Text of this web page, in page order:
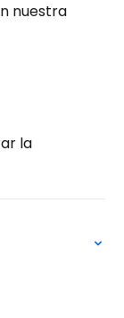
nuestra
la